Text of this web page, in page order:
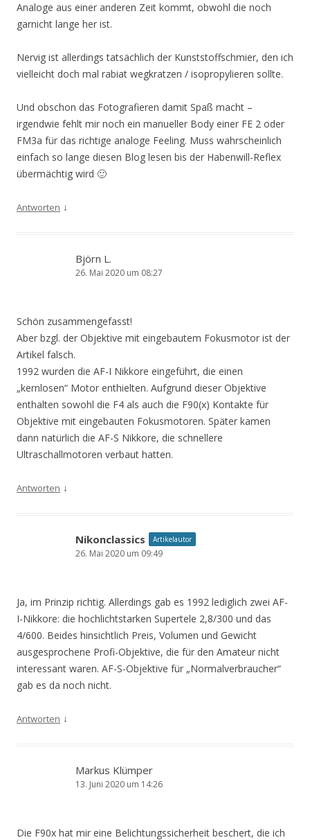
Analoge aus einer anderen Zeit kommt, obwohl die noch
garnicht lange her ist.
Nervig ist allerdings tatsächlich der Kunststoffschmier, den ich
vielleicht doch mal rabiat wegkratzen / isopropylieren sollte.
Und obschon das Fotografieren damit Spaß macht –
irgendwie fehlt mir noch ein manueller Body einer FE 2 oder
FM3a für das richtige analoge Feeling. Muss wahrscheinlich
einfach so lange diesen Blog lesen bis der Habenwill-Reflex
übermächtig wird 🙂
Antworten ↓
Björn L.
26. Mai 2020 um 08:27
Schön zusammengefasst!
Aber bzgl. der Objektive mit eingebautem Fokusmotor ist der
Artikel falsch.
1992 wurden die AF-I Nikkore eingeführt, die einen
„kernlosen“ Motor enthielten. Aufgrund dieser Objektive
enthalten sowohl die F4 als auch die F90(x) Kontakte für
Objektive mit eingebauten Fokusmotoren. Später kamen
dann natürlich die AF-S Nikkore, die schnellere
Ultraschallmotoren verbaut hatten.
Antworten ↓
Nikonclassics Artikelautor
26. Mai 2020 um 09:49
Ja, im Prinzip richtig. Allerdings gab es 1992 lediglich zwei AF-
I-Nikkore: die hochlichtstarken Supertele 2,8/300 und das
4/600. Beides hinsichtlich Preis, Volumen und Gewicht
ausgesprochene Profi-Objektive, die für den Amateur nicht
interessant waren. AF-S-Objektive für „Normalverbraucher“
gab es da noch nicht.
Antworten ↓
Markus Klümper
13. Juni 2020 um 14:26
Die F90x hat mir eine Belichtungssicherheit beschert, die ich